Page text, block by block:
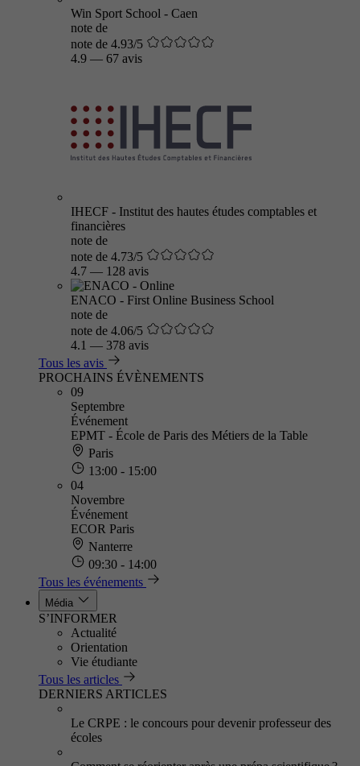
Win Sport School - Caen
note de
note de 4.93/5
4.9 — 67 avis
IHECF - Institut des hautes études comptables et
financières
note de
note de 4.73/5
4.7 — 128 avis
ENACO - First Online Business School
note de
note de 4.06/5
4.1 — 378 avis
Tous les avis
PROCHAINS ÉVÈNEMENTS
09
Septembre
Événement
EPMT - École de Paris des Métiers de la Table
Paris
13:00 - 15:00
04
Novembre
Événement
ECOR Paris
Nanterre
09:30 - 14:00
Tous les événements
Média
S’INFORMER
Actualité
Orientation
Vie étudiante
Tous les articles
DERNIERS ARTICLES
Le CRPE : le concours pour devenir professeur des
écoles